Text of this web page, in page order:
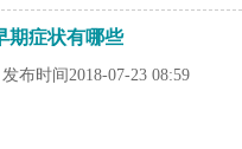
期症状有哪些
布时间2018-07-23 08:59